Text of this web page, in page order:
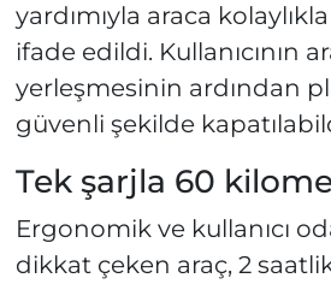
yardımıyla araca
ifade edildi. Kullanıcının
yerleşmesinin ardından
güvenli şekilde
Tek şarjla 60
Ergonomik ve kullanıcı
dikkat çeken araç, 2